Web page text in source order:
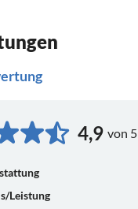
4,9 von 5
Leistung